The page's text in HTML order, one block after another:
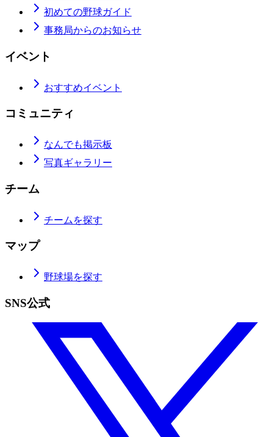
初めての野球ガイド
事務局からのお知らせ
イベント
おすすめイベント
コミュニティ
なんでも掲示板
写真ギャラリー
チーム
チームを探す
マップ
野球場を探す
SNS公式